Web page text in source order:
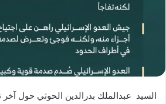
السيد عبدالملك بدرالدين الحوثي حول آخر